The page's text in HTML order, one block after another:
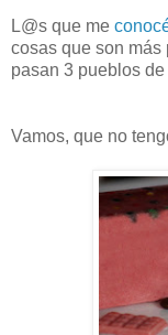
L@s que me
cosas que son
pasan 3 pueblos de
Vamos, que no